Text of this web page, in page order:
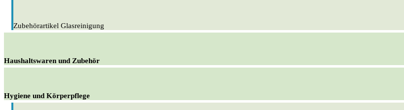
Zubehörartikel Glasreinigung
Haushaltswaren und Zubehör
Hygiene und Körperpflege